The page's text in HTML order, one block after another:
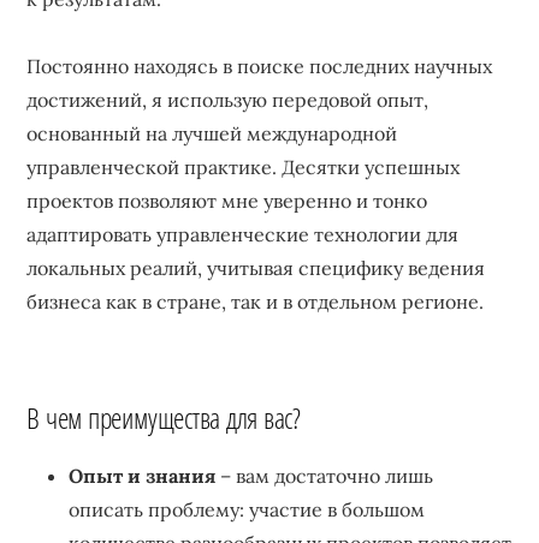
Постоянно находясь в поиске последних научных
достижений, я использую передовой опыт,
основанный на лучшей международной
управленческой практике. Десятки успешных
проектов позволяют мне уверенно и тонко
адаптировать управленческие технологии для
локальных реалий, учитывая специфику ведения
бизнеса как в стране, так и в отдельном регионе.
В чем преимущества для вас?
Опыт и знания – вам достаточно лишь
описать проблему: участие в большом